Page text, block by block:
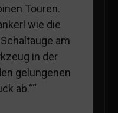
Touren.
wie die
am
in der
gelungenen
ab.““